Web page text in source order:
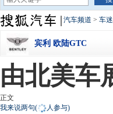
汽车频道 > 车
宾利 欧陆GTC
由北美车
正文
我来说两句( 人参与)